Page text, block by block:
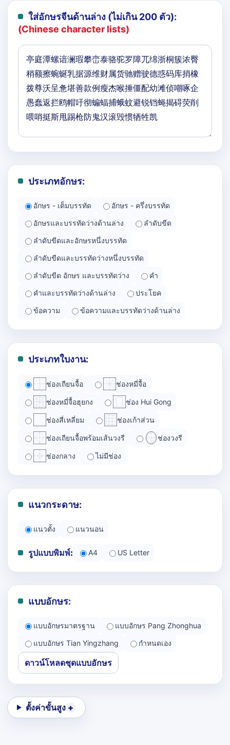
ใส่อักษรจีนด้านล่าง (ไม่เกิน 200 ตัว):
(Chinese character lists)
ประเภทอักษร:
อักษร - เต็มบรรทัด
อักษร - ครึ่งบรรทัด
อักษรและบรรทัดว่างด้านล่าง
ลำดับขีด
ลำดับขีดและอักษรหนึ่งบรรทัด
ลำดับขีดและบรรทัดว่างหนึ่งบรรทัด
ลำดับขีด อักษร และบรรทัดว่าง
คำ
คำและบรรทัดว่างด้านล่าง
ประโยค
ข้อความ
ข้อความและบรรทัดว่างด้านล่าง
ประเภทใบงาน:
ช่องเถียนจื้อ ช่องหมี่จื้อ
ช่องหมี่จื้อฮุยกง ช่อง Hui Gong
ช่องสี่เหลี่ยม ช่องเก้าส่วน
ช่องเถียนจื้อพร้อมเส้นวงรี ช่องวงรี
ช่องกลาง ไม่มีช่อง
แนวกระดาษ:
แนวตั้ง แนวนอน
รูปแบบพิมพ์: A4 US Letter
แบบอักษร:
แบบอักษรมาตรฐาน
แบบอักษร Pang Zhonghua
แบบอักษร Tian Yingzhang
กำหนดเอง
ดาวน์โหลดชุดแบบอักษร
ตั้งค่าขั้นสูง